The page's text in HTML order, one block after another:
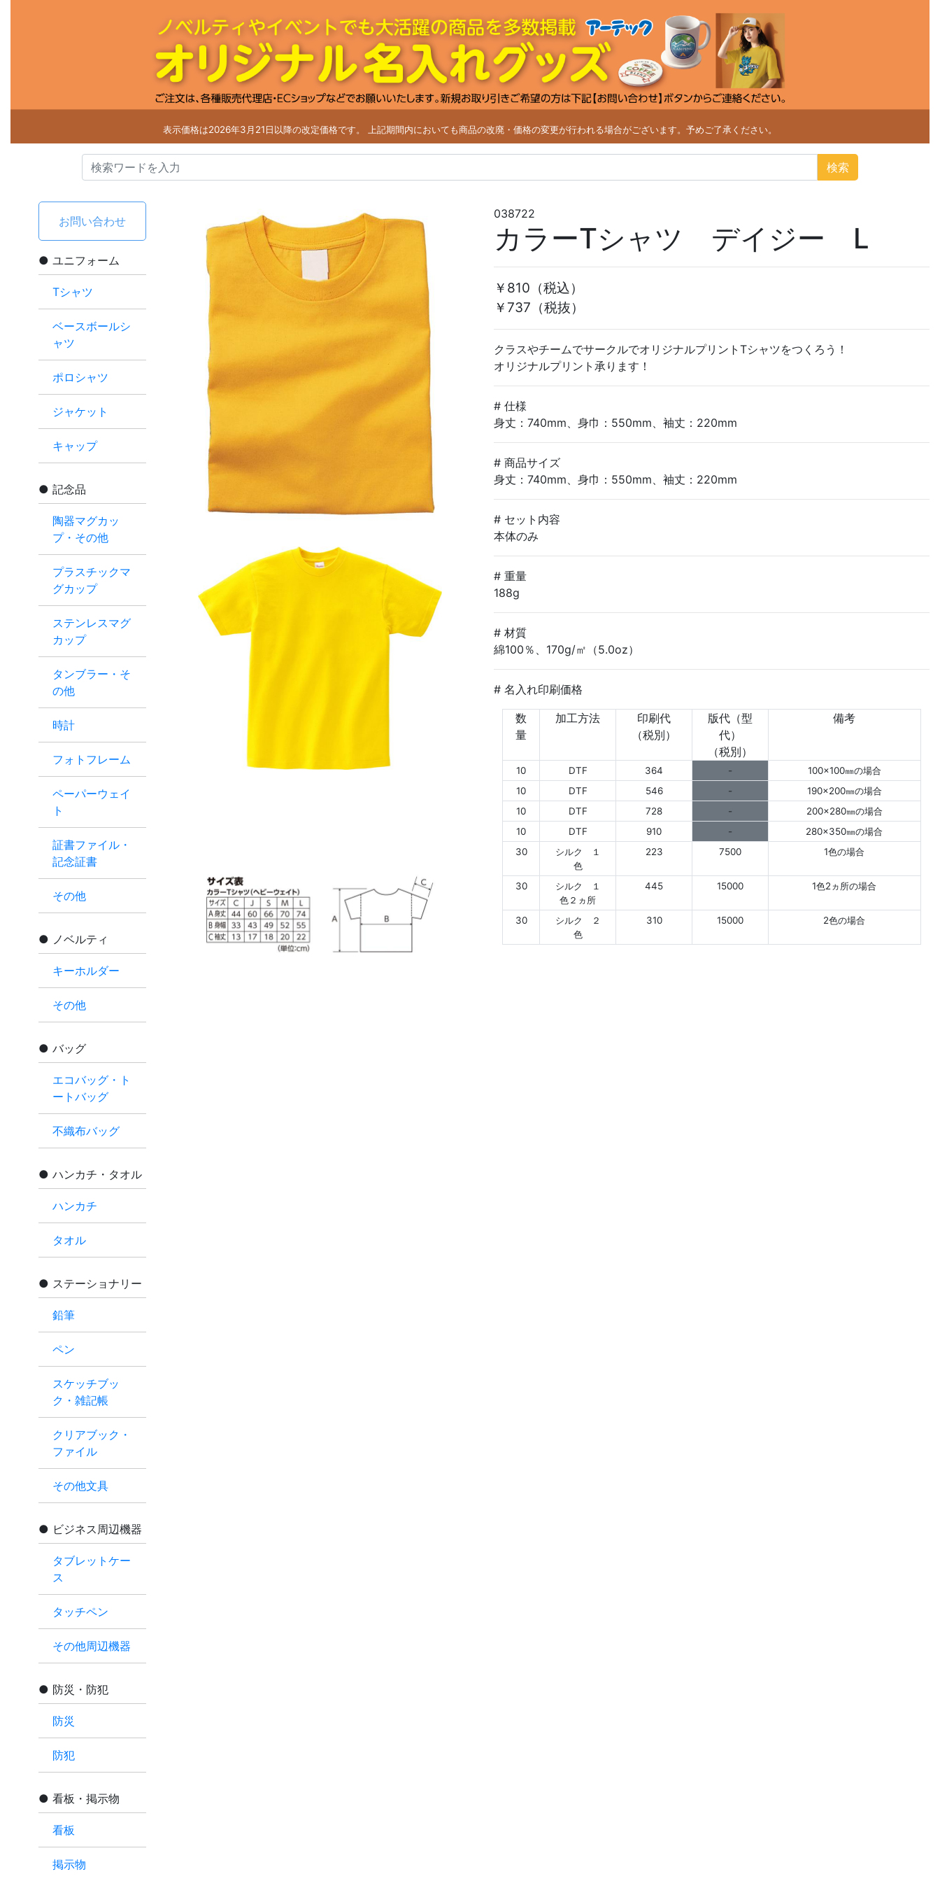
表示価格は2026年3月21日以降の改定価格です。 上記期間内においても商品の改廃・価格の変更が行われる場合がございます。予めご了承ください。
検索
お問い合わせ
ユニフォーム
Tシャツ
ベースボールシ
ャツ
ポロシャツ
ジャケット
キャップ
記念品
陶器マグカッ
プ・その他
プラスチックマ
グカップ
ステンレスマグ
カップ
タンブラー・そ
の他
時計
フォトフレーム
ペーパーウェイ
ト
証書ファイル・
記念証書
その他
ノベルティ
キーホルダー
その他
バッグ
エコバッグ・ト
ートバッグ
不織布バッグ
ハンカチ・タオル
ハンカチ
タオル
ステーショナリー
鉛筆
ペン
スケッチブッ
ク・雑記帳
クリアブック・
ファイル
その他文具
ビジネス周辺機器
タブレットケー
ス
タッチペン
その他周辺機器
防災・防犯
防災
防犯
看板・掲示物
看板
掲示物
038722
カラーTシャツ デイジー L
￥810 （税込）
￥737（税抜）
クラスやチームでサークルでオリジナルプリントTシャツをつくろう！
オリジナルプリント承ります！
# 仕様
身丈：740mm、身巾：550mm、袖丈：220mm
# 商品サイズ
身丈：740mm、身巾：550mm、袖丈：220mm
# セット内容
本体のみ
# 重量
188g
# 材質
綿100％、170g/㎡（5.0oz）
# 名入れ印刷価格
数
量
加工方法
印刷代
（税別）
版代（型
代）
（税別）
備考
10 DTF 364 -
100×100㎜の場合
10
DTF 546 -
190×200㎜の場合
10
DTF 728 -
200×280㎜の場合
10
DTF 910 -
280×350㎜の場合
30
シルク １
色
223 7500 1色の場合
30
シルク １
色２ヵ所
445 15000 1色2ヵ所の場合
30
シルク ２
色
310 15000 2色の場合